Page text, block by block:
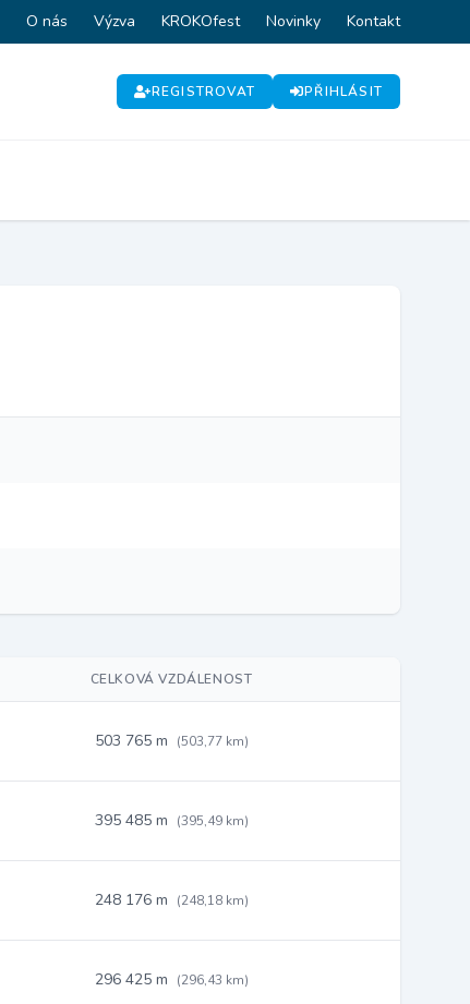
O nás Výzva KROKOfest Novinky Kontakt
REGISTROVAT PŘIHLÁSIT
CELKOVÁ VZDÁLENOST
503 765 m (503,77 km)
395 485 m (395,49 km)
248 176 m (248,18 km)
296 425 m (296,43 km)